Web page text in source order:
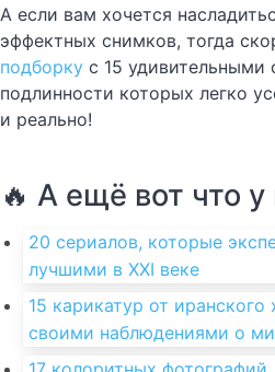
А если вам хочется
эффектных снимков, тогда
подборку с 15 удивительными
подлинности которых легко
и реально!
🔥 А ещё вот что у
20 сериалов, которые
лучшими в XXI веке
15 карикатур от
своими наблюдениями о